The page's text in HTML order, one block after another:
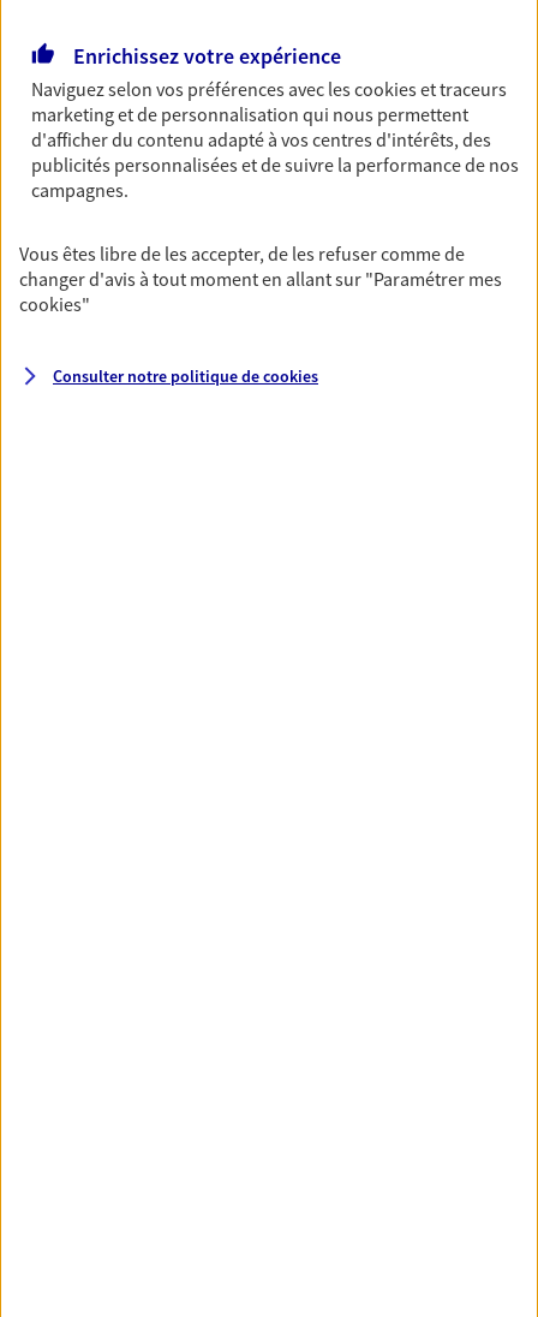
Prévoyance
Pour un avenir serein, assurez-vous avec notre
contrat prévoyance. Préservez vos proches en cas
d'accident ou de maladie en optant pour les
garanties incapacité temporaire totale de travail,
invalidité ou de décès.
Santé
votre famille avec la complémentaire santé qui
vous ressemble.
Enrichissez votre expérience
Naviguez selon vos préférences avec lescookies et traceurs
marketing et de personnalisation qui nous permettent
d'afficher du contenu adapté à vos centres d'intérêts, des
publicités personnalisées et de suivre la performance de nos
campagnes.
Vous êtes libre de les accepter, de les refuser comme de
changer d'avis à tout moment en allant sur "Paramétrer mes
cookies"
Consulter notre politique decookies